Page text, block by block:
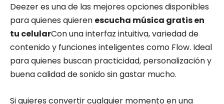
Deezer es una de las mejores opciones disponibles
para quienes quieren escucha música gratis en
tu celularCon una interfaz intuitiva, variedad de
contenido y funciones inteligentes como Flow. Ideal
para quienes buscan practicidad, personalización y
buena calidad de sonido sin gastar mucho.
Si quieres convertir cualquier momento en una